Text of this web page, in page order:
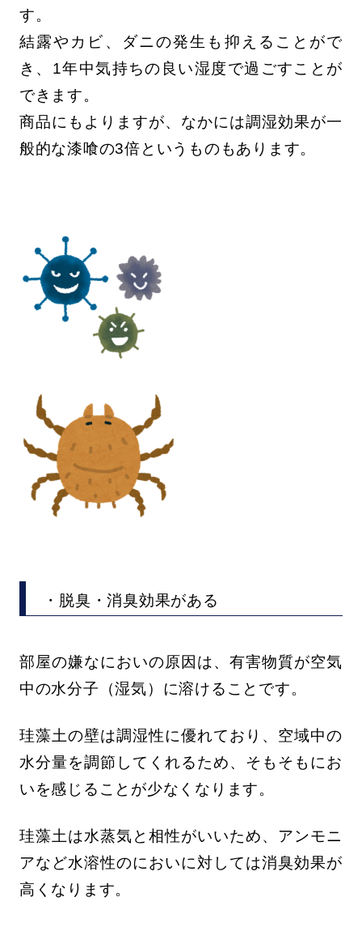
す。
結露やカビ、ダニの発生も抑えることがで
き、1年中気持ちの良い湿度で過ごすことが
できます。
商品にもよりますが、なかには調湿効果が一
般的な漆喰の3倍というものもあります。
・脱臭・消臭効果がある
部屋の嫌なにおいの原因は、有害物質が空気
中の水分子（湿気）に溶けることです。
珪藻土の壁は調湿性に優れており、空域中の
水分量を調節してくれるため、そもそもにお
いを感じることが少なくなります。
珪藻土は水蒸気と相性がいいため、アンモニ
アなど水溶性のにおいに対しては消臭効果が
高くなります。